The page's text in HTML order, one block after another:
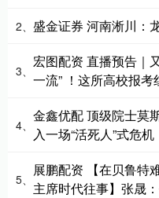
2、 盛金证券 河南淅川：
3、
宏图配资 直播预告｜
一流” ！这所高校报考
4、
金鑫优配 顶级院士莫
入一场“活死人”式危机
5、
展鹏配资 【在贝鲁特
主席时代往事】张晟